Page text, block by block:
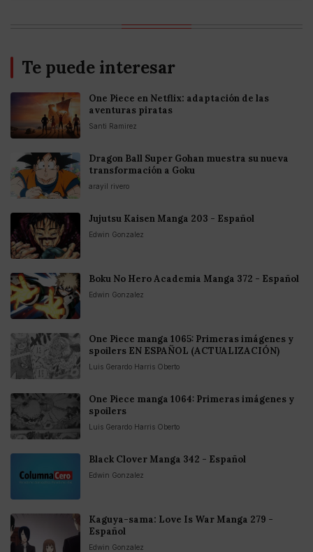
Te puede interesar
One Piece en Netflix: adaptación de las
aventuras piratas
Santi Ramirez
Dragon Ball Super Gohan muestra su nueva
transformación a Goku
arayil rivero
Jujutsu Kaisen Manga 203 - Español
Edwin Gonzalez
Boku No Hero Academia Manga 372 - Español
Edwin Gonzalez
One Piece manga 1065: Primeras imágenes y
spoilers EN ESPAÑOL (ACTUALIZACIÓN)
Luis Gerardo Harris Oberto
One Piece manga 1064: Primeras imágenes y
spoilers
Luis Gerardo Harris Oberto
Black Clover Manga 342 - Español
Edwin Gonzalez
Kaguya-sama: Love Is War Manga 279 -
Español
Edwin Gonzalez